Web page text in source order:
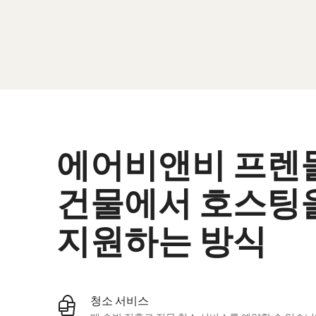
에어비앤비 프렌
건물에서 호스팅
지원하는 방식
청소 서비스